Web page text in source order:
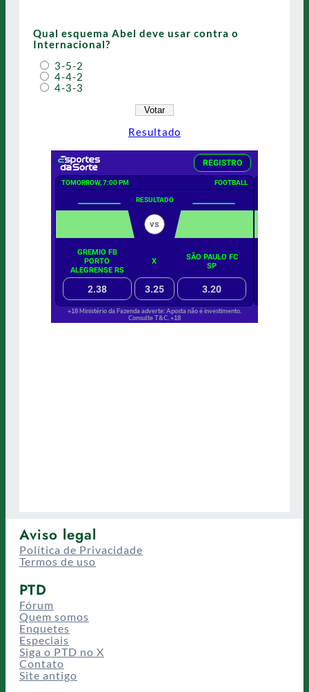
Qual esquema Abel deve usar contra o
Internacional?
3-5-2
4-4-2
4-3-3
Resultado
Aviso legal
Política de Privacidade
Termos de uso
PTD
Fórum
Quem somos
Enquetes
Especiais
Siga o PTD no X
Contato
Site antigo